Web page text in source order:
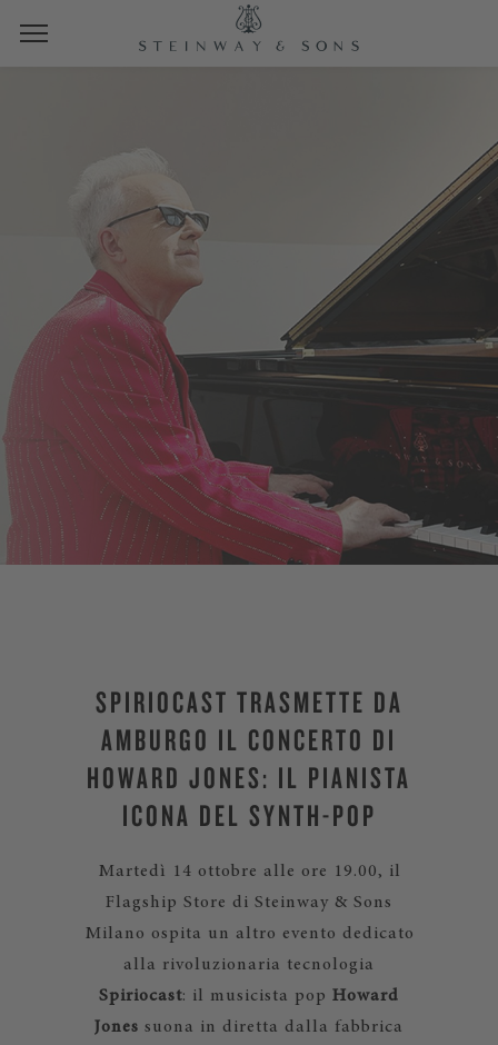
SPIRIOCAST TRASMETTE DA
AMBURGO IL CONCERTO DI
HOWARD JONES: IL PIANISTA
ICONA DEL SYNTH-POP
Martedì 14 ottobre alle ore 19.00, il
Flagship Store di Steinway & Sons
Milano ospita un altro evento dedicato
alla rivoluzionaria tecnologia
Spiriocast: il musicista pop Howard
Jones suona in diretta dalla fabbrica